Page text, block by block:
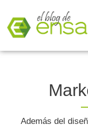
Además del